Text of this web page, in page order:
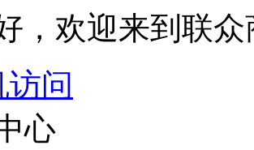
，欢迎来到联众
访问
心